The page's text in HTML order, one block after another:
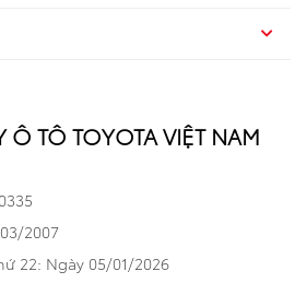
Ô TÔ TOYOTA VIỆT NAM
2007
22: Ngày 05/01/2026